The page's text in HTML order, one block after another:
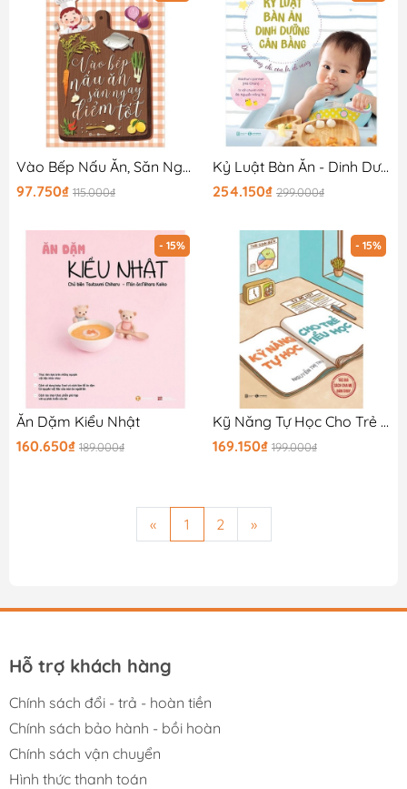
Vào Bếp Nấu Ăn, Săn Ngay Điểm Tốt
97.750₫ 115.000₫
Kỷ Luật Bàn Ăn - Dinh Dưỡng Cân Bằng
254.150₫ 299.000₫
- 15%
Ăn Dặm Kiểu Nhật
160.650₫ 189.000₫
- 15%
Kỹ Năng Tự Học Cho Trẻ Tiểu Học
169.150₫ 199.000₫
« 1 2 »
Hỗ trợ khách hàng
Chính sách đổi - trả - hoàn tiền
Chính sách bảo hành - bồi hoàn
Chính sách vận chuyển
Hình thức thanh toán